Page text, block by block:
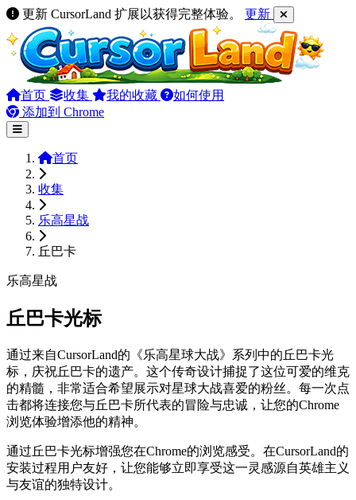
更新 CursorLand 扩展以获得完整体验。 更新
首页 收集 我的收藏
如何使用
添加到 Chrome
首页
收集
乐高星战
丘巴卡
乐高星战
丘巴卡光标
通过来自CursorLand的《乐高星球大战》系列中的丘巴卡光
标，庆祝丘巴卡的遗产。这个传奇设计捕捉了这位可爱的维克
的精髓，非常适合希望展示对星球大战喜爱的粉丝。每一次点
击都将连接您与丘巴卡所代表的冒险与忠诚，让您的Chrome
浏览体验增添他的精神。
通过丘巴卡光标增强您在Chrome的浏览感受。在CursorLand的
安装过程用户友好，让您能够立即享受这一灵感源自英雄主义
与友谊的独特设计。